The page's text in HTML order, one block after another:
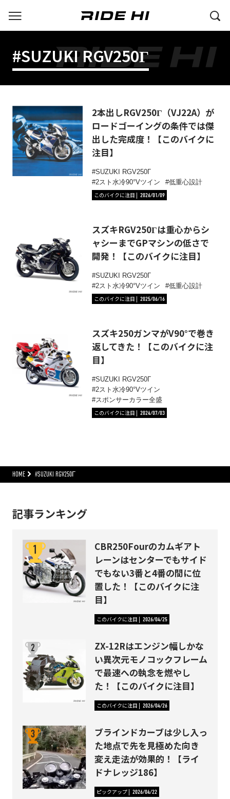
#SUZUKI RGV250Γ
2本出しRGV250Γ（VJ22A）が
ロードゴーイングの条件では傑
出した完成度！【このバイクに
注目】
SUZUKI RGV250Γ
2スト水冷90°Vツイン
低重心設計
このバイクに注目
2026/01/09
スズキRGV250Γは重心からシ
ャシーまでGPマシンの低さで
開発！【このバイクに注目】
SUZUKI RGV250Γ
2スト水冷90°Vツイン
低重心設計
このバイクに注目
2025/06/16
スズキ250ガンマがV90°で巻き
返してきた！【このバイクに注
目】
SUZUKI RGV250Γ
2スト水冷90°Vツイン
スポンサーカラー全盛
このバイクに注目
2024/07/03
HOME #SUZUKI RGV250Γ
記事ランキング
CBR250Fourのカムギアト
レーンはセンターでもサイド
でもない3番と4番の間に位
置した！【このバイクに注
目】
このバイクに注目 2026/04/25
ZX-12Rはエンジン幅しかな
い異次元モノコックフレーム
で最速への執念を燃やし
た！【このバイクに注目】
このバイクに注目 2026/04/26
ブラインドカーブは少し入っ
た地点で先を見極めた向き
変え走法が効果的！【ライ
ドナレッジ186】
ピックアップ 2026/04/22